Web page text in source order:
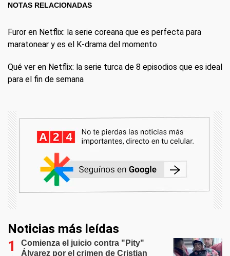
NOTAS RELACIONADAS
Furor en Netflix: la serie coreana que es perfecta para
maratonear y es el K-drama del momento
Qué ver en Netflix: la serie turca de 8 episodios que es ideal
para el fin de semana
Noticias más leídas
Comienza el juicio contra "Pity"
Álvarez por el crimen de Cristian